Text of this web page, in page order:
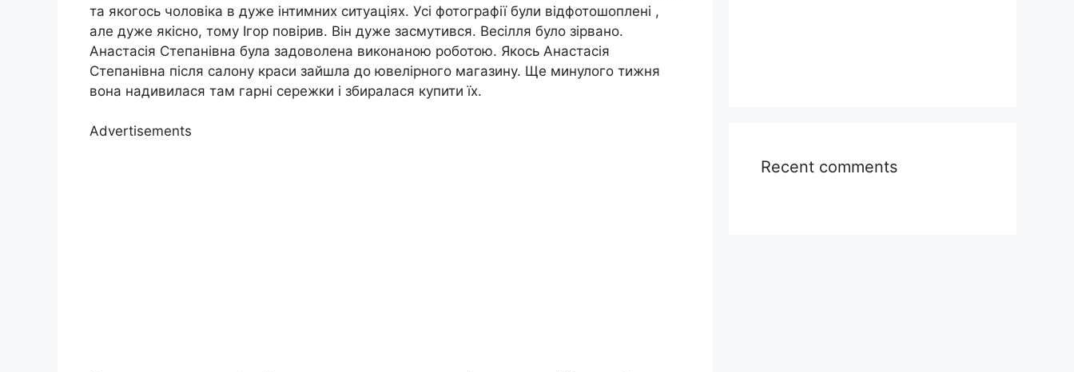
та якогось чоловіка в дуже інтимних ситуаціях. Усі фотографії були відфотошоплені ,
але дуже якісно, тому Ігор повірив. Він дуже засмутився. Весілля було зірвано.
Анастасія Степанівна була задоволена виконаною роботою. Якось Анастасія
Степанівна після салону краси зайшла до ювелірного магазину. Ще минулого тижня
вона надивилася там гарні сережки і збиралася купити їх.
Advertisements
Recent comments